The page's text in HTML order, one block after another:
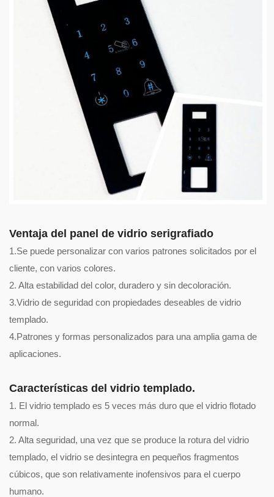
Ventaja del panel de vidrio serigrafiado
1.Se puede personalizar con varios patrones solicitados por el
cliente, con varios colores.
2. Alta estabilidad del color, duradero y sin decoloración.
3.Vidrio de seguridad con propiedades deseables de vidrio
templado.
4.Patrones y formas personalizados para una amplia gama de
aplicaciones.
Características del vidrio templado.
1. El vidrio templado es 5 veces más duro que el vidrio flotado
normal.
2. Alta seguridad, una vez que se produce la rotura del vidrio
templado, el vidrio se desintegra en pequeños fragmentos
cúbicos, que son relativamente inofensivos para el cuerpo
humano.